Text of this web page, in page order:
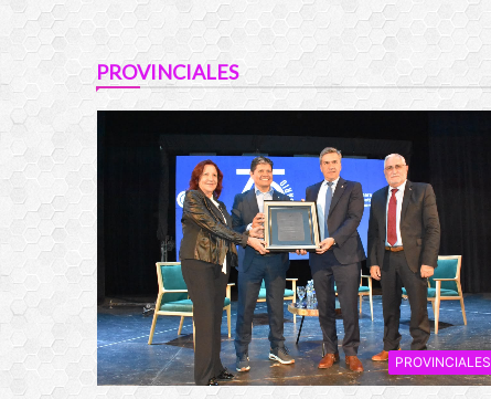
PROVINCIALES
PROVINCIALES